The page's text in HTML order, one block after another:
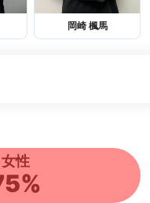
岡崎 楓馬
女性